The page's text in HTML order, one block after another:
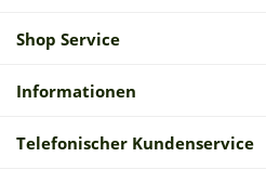
Shop Service
Informationen
Telefonischer Kundenservice